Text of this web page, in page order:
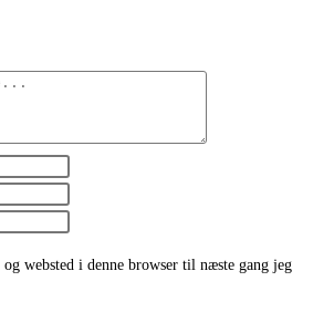
websted i denne browser til næste gang jeg